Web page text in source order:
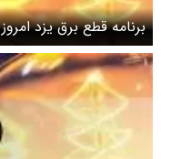
برنامه قطع برق یزد امروز یکشنبه